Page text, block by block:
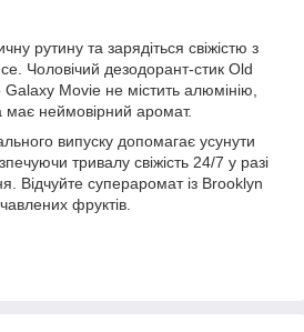
рутину та зарядіться свіжістю з
Чоловічий дезодорант-стик Old
Movie не містить алюмінію,
має неймовірний аромат.
випуску допомагає усунути
тривалу свіжість 24/7 у разі
Відчуйте супераромат із Brooklyn
фруктів.